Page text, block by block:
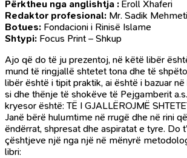
Përktheu nga anglishtja : Eroll Xhaferi
Redaktor profesional: Mr. Sadik Mehmeti
Botues: Fondacioni i Rinisë Islame
Shtypi: Focus Print – Shkup
Ajo që do të ju prezentoj, në këtë libër
mund të ringjallë shtetet tona dhe të
libër është i tipit praktik, ai është i bazuar në
si dhe thënje të shokëve të Pejgamberit
kryesor është: TË I GJALLËROJMË
Janë bërë hulumtime në rrugë dhe në rini
ëndërrat, shpresat dhe aspiratat e tyre. Do
çështjeve një nga një në mënyrë
libri: